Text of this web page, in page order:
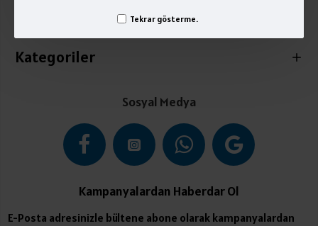
Tekrar gösterme.
Kategoriler
Sosyal Medya
Kampanyalardan Haberdar Ol
E-Posta adresinizle bültene abone olarak kampanyalardan